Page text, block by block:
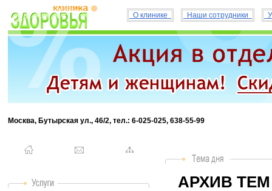
О клинике Наши сотрудники
Москва, Бутырская ул., 46/2, тел.: 6-025-025, 638-55-99
АРХИВ ТЕМ